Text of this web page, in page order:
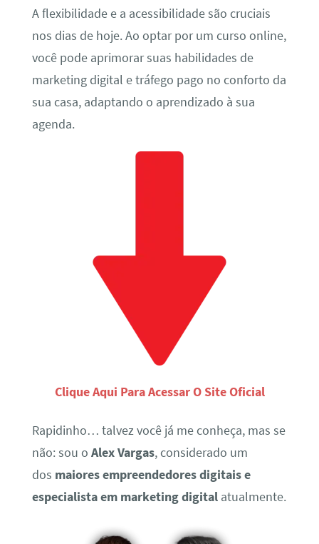
A flexibilidade e a acessibilidade são cruciais
nos dias de hoje. Ao optar por um curso online,
você pode aprimorar suas habilidades de
marketing digital e tráfego pago no conforto da
sua casa, adaptando o aprendizado à sua
agenda.
Clique Aqui Para Acessar O Site Oficial
Rapidinho… talvez você já me conheça, mas se
não: sou o Alex Vargas, considerado um
dos maiores empreendedores digitais e
especialista em marketing digitalatualmente.